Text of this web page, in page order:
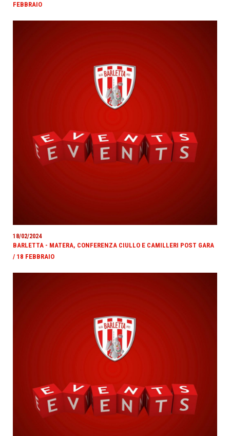
FEBBRAIO
18/02/2024
BARLETTA - MATERA, CONFERENZA CIULLO E CAMILLERI POST GARA
/ 18 FEBBRAIO